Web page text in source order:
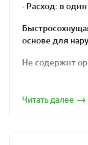
- Расход: в
основе для
Не содержит
древесины.
Читать далее